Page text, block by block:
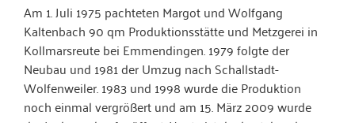
Am 1. Juli 1975 pachteten Margot und Wolfgang
Kaltenbach 90 qm Produktionsstätte und Metzgerei in
Kollmarsreute bei Emmendingen. 1979 folgte der
Neubau und 1981 der Umzug nach Schallstadt-
Wolfenweiler. 1983 und 1998 wurde die Produktion
noch einmal vergrößert und am 15. März 2009 wurde